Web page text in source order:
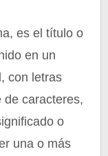
es el título o
en un
con letras
de caracteres,
o
una o más